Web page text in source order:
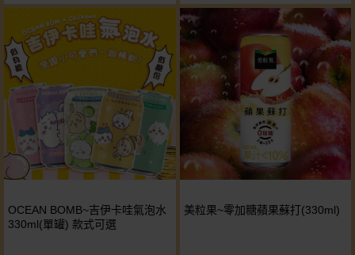
OCEAN BOMB~吉伊卡哇氣泡水
330ml(單罐) 款式可選
美粒果~零加糖蘋果蘇打(330ml)